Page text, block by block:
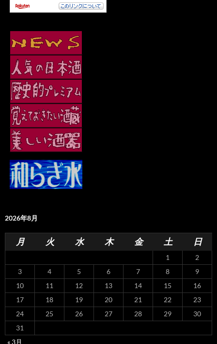
2026年8月
月 火 水 木 金 土 日
1
2
3
4 5 6 7 8
9
10
11 12 13 14 15
16
17
18 19 20 21 22
23
24
25 26 27 28 29
30
31
« 3月